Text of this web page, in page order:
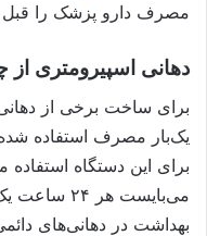
مصرف دارو پزشک را قبل
دهانی اسپیرومتری
یک‌بار مصرف استفاده
برای این دستگاه
می‌بایست
بهداشت در دهانی‌های